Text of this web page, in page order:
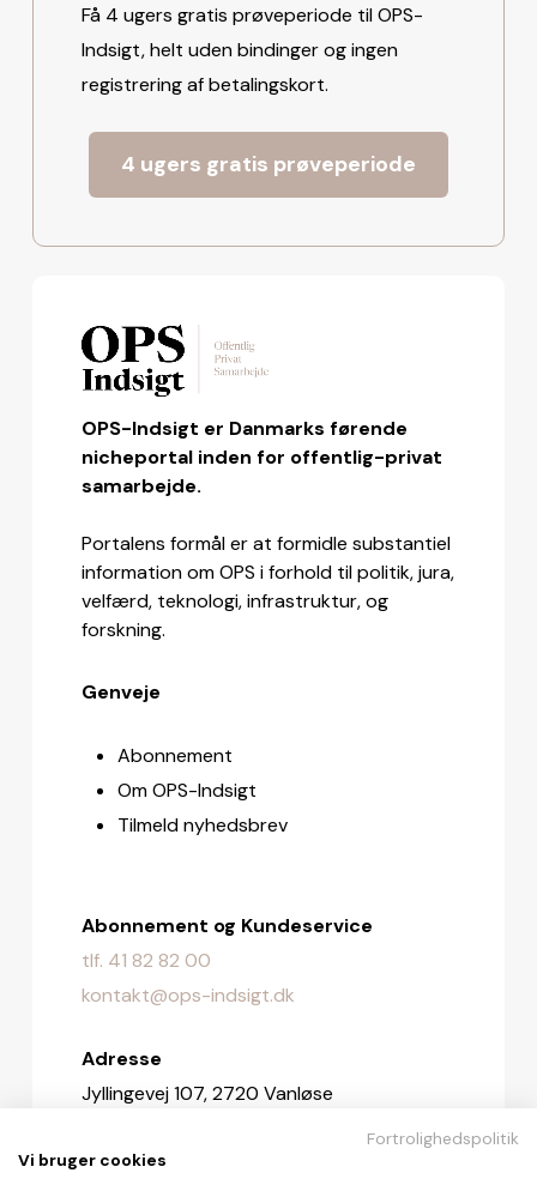
Få 4 ugers gratis prøveperiode til OPS-
Indsigt, helt uden bindinger og ingen
registrering af betalingskort.
4 ugers gratis prøveperiode
OPS-Indsigt er Danmarks førende
nicheportal inden for offentlig-privat
samarbejde.
Portalens formål er at formidle substantiel
information om OPS i forhold til politik, jura,
velfærd, teknologi, infrastruktur, og
forskning.
Genveje
Abonnement
Om OPS-Indsigt
Tilmeld nyhedsbrev
Abonnement og Kundeservice
tlf. 41 82 82 00
kontakt@ops-indsigt.dk
Adresse
Jyllingevej 107, 2720 Vanløse
Redaktionen
Fortrolighedspolitik
Vi bruger cookies